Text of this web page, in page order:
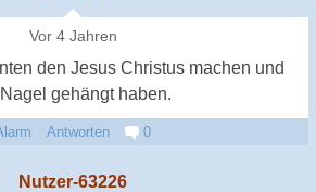
Vor 4 Jahren
den Jesus Christus machen und
gehängt haben.
Antworten 0
Nutzer-63226